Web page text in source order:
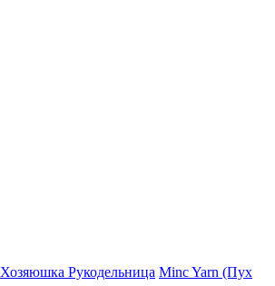
Хозяюшка Рукодельница Minc Yarn (Пух